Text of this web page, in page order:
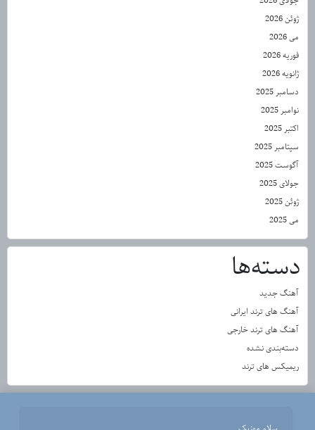
ژوئن 2026
می 2026
فوریه 2026
ژانویه 2026
دسامبر 2025
نوامبر 2025
اکتبر 2025
سپتامبر 2025
آگوست 2025
جولای 2025
ژوئن 2025
می 2025
دسته‌ها
آهنگ جدید
آهنگ های ترند ایرانی
آهنگ های ترند خارجی
دسته‌بندی نشده
ریمیکس های ترند